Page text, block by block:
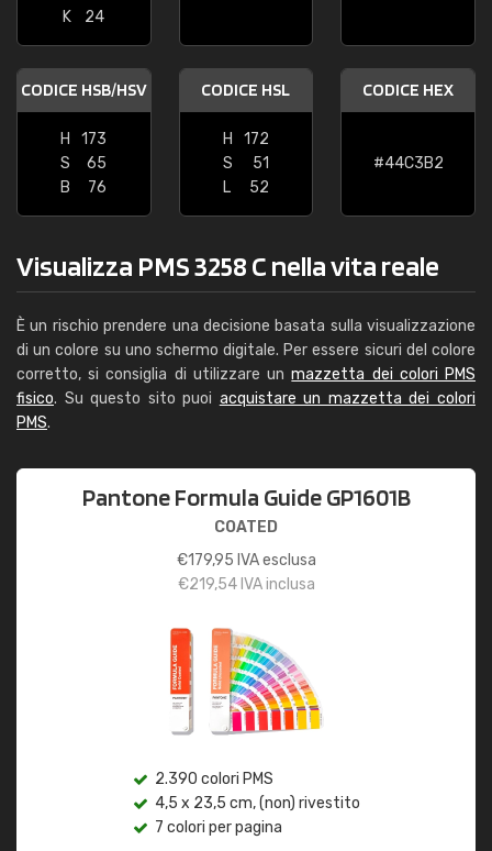
K
24
CODICE HSB/HSV
H
173
S
65
B
76
CODICE HSL
H
172
S
51
L
52
CODICE HEX
#44C3B2
Visualizza PMS 3258 C nella vita reale
È un rischio prendere una decisione basata sulla visualizzazione
di un colore su uno schermo digitale. Per essere sicuri del colore
corretto, si consiglia di utilizzare unmazzetta dei colori PMS
fisico. Su questo sito puoi acquistare un mazzetta dei colori
PMS.
Pantone Formula Guide GP1601B
COATED
€179,95 IVA esclusa
€219,54IVA inclusa
2.390 colori PMS
4,5 x 23,5 cm, (non) rivestito
7 colori per pagina